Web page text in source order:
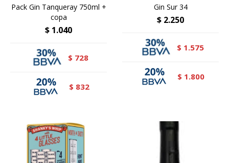
Pack Gin Tanqueray 750ml +
copa
$ 1.040
$ 728
$ 832
Gin Sur 34
$ 2.250
$ 1.575
$ 1.800